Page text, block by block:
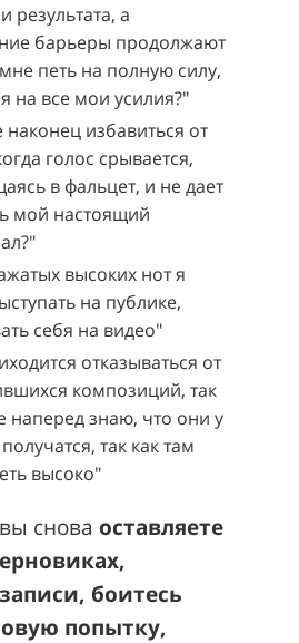
результата, а
барьеры продолжают
петь на полную силу,
на все мои усилия?"
наконец избавиться от
голос срывается,
в фальцет, и не дает
мой настоящий
высоких нот я
на публике,
себя на видео"
отказываться от
композиций, так
наперед знаю, что они у
так как там
высоко"
снова оставляете
боитесь
попытку,